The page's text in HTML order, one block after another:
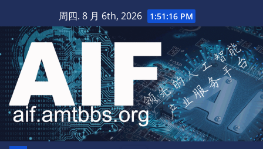
至
内
容
周四. 8 月 6th, 2026 1:51:16 PM